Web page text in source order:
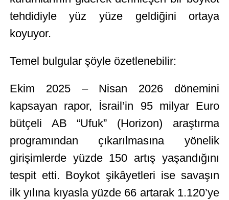
tehdidiyle yüz yüze geldiğini ortaya
koyuyor.
Temel bulgular şöyle özetlenebilir:
Ekim 2025 – Nisan 2026 dönemini
kapsayan rapor, İsrail’in 95 milyar Euro
bütçeli AB “Ufuk” (Horizon) araştırma
programından çıkarılmasına yönelik
girişimlerde yüzde 150 artış yaşandığını
tespit etti. Boykot şikâyetleri ise savaşın
ilk yılına kıyasla yüzde 66 artarak 1.120’ye